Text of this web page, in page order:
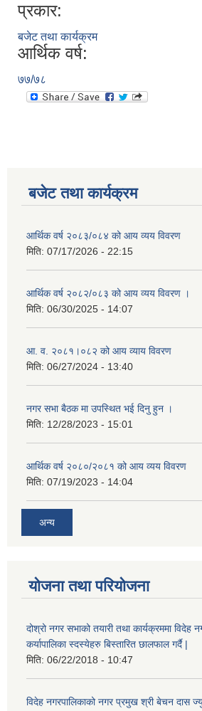
प्रकार:
बजेट तथा कार्यक्रम
आर्थिक वर्ष:
७७/७८
बजेट तथा कार्यक्रम
आर्थिक वर्ष २०८३/०८४ को आय व्यय विवरण
मिति: 07/17/2026 - 22:15
आर्थिक वर्ष २०८२/०८३ को आय व्यय विवरण ।
मिति: 06/30/2025 - 14:07
आ. व. २०८१।०८२ को आय व्याय विवरण
मिति: 06/27/2024 - 13:40
नगर सभा बैठक मा उपस्थित भई दिनु हुन ।
मिति: 12/28/2023 - 15:01
आर्थिक वर्ष २०८०/२०८१ को आय व्यय विवरण
मिति: 07/19/2023 - 14:04
अन्य
योजना तथा परियोजना
दोश्रो नगर सभाको तयारी तथा कार्यक्रममा विदेह
कर्यापालिका स्दस्येहरु बिस्तारित छालफाल गर्दै |
मिति: 06/22/2018 - 10:47
विदेह नगरपालिकाको नगर प्रमुख श्री बेचन दास ज्यु